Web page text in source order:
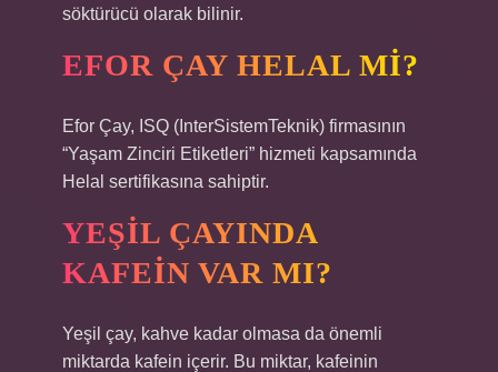
söktürücü olarak bilinir.
EFOR ÇAY HELAL MI?
Efor Çay, ISQ (InterSistemTeknik) firmasının
“Yaşam Zinciri Etiketleri” hizmeti kapsamında
Helal sertifikasına sahiptir.
YEŞIL ÇAYINDA
KAFEIN VAR MI?
Yeşil çay, kahve kadar olmasa da önemli
miktarda kafein içerir. Bu miktar, kafeinin